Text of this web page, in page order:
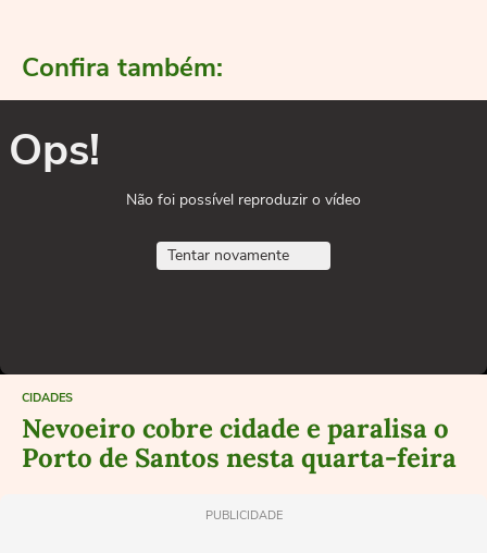
Confira também:
Ops!
Não foi possível reproduzir o vídeo
Tentar novamente
CIDADES
Nevoeiro cobre cidade e paralisa o
Porto de Santos nesta quarta-feira
PUBLICIDADE